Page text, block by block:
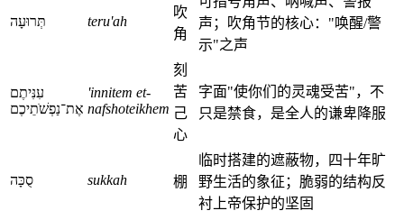
תְּרוּעָה teru'ah
吹
角
声；吹角节的核心："唤醒/警
示"之声
עִנִּיתֶם
אֶת־נַפְשֹׁתֵיכֶם
'innitem et-
nafshoteikhem
刻
苦
己
心
字面"使你们的灵魂受苦"，不
只是禁食，是全人的谦卑降服
סֻכָּה sukkah 棚
临时搭建的遮蔽物，四十年旷
野生活的象征；脆弱的结构反
衬上帝保护的坚固